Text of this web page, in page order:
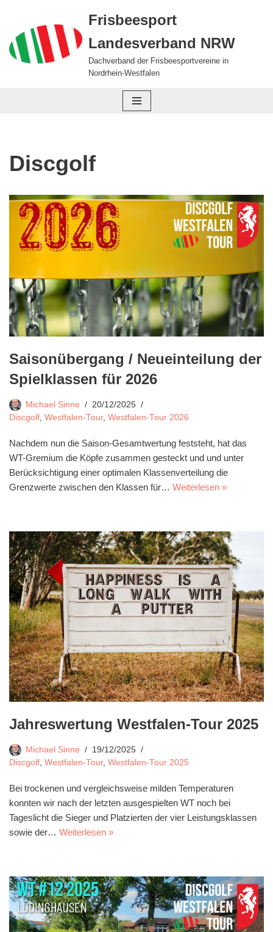
Zum
Inhalt
springen
Frisbeesport
Landesverband NRW
Dachverband der Frisbeesportvereine in
Nordrhein-Westfalen
Discgolf
Saisonübergang / Neueinteilung der
Spielklassen für 2026
Michael Sinne
20/12/2025
Discgolf, Westfalen-Tour, Westfalen-Tour 2026
Nachdem nun die Saison-Gesamtwertung feststeht, hat das
WT-Gremium die Köpfe zusammen gesteckt und und unter
Berücksichtigung einer optimalen Klassenverteilung die
Grenzwerte zwischen den Klassen für… Weiterlesen »
Jahreswertung Westfalen-Tour 2025
Michael Sinne
19/12/2025
Discgolf, Westfalen-Tour, Westfalen-Tour 2025
Bei trockenen und vergleichsweise milden Temperaturen
konnten wir nach der letzten ausgespielten WT noch bei
Tageslicht die Sieger und Platzierten der vier Leistungsklassen
sowie der… Weiterlesen »